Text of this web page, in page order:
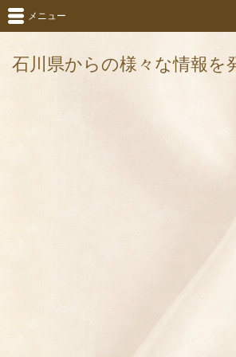
石川県からの様々な情報を
メニュー